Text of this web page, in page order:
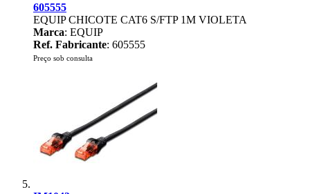
605555
EQUIP CHICOTE CAT6 S/FTP 1M VIOLETA
Marca: EQUIP
Ref. Fabricante: 605555
Preço sob consulta